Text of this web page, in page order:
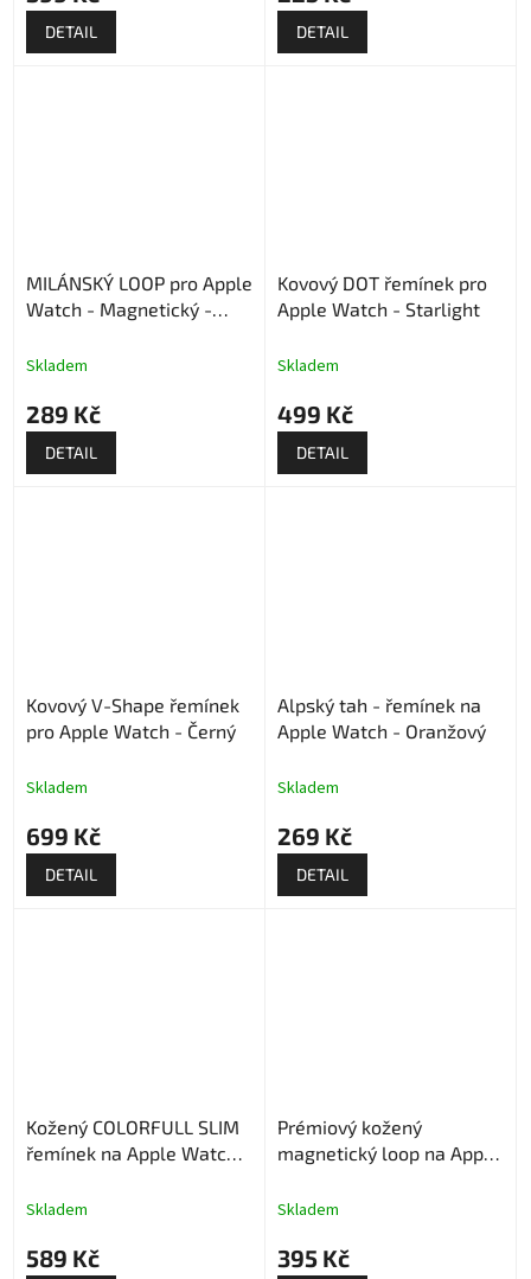
DETAIL DETAIL
MILÁNSKÝ LOOP pro Apple
Watch - Magnetický -
Skladem
289 Kč
DETAIL
Kovový DOT řemínek pro
Apple Watch - Starlight
Skladem
499 Kč
DETAIL
Kovový V-Shape řemínek
pro Apple Watch - Černý
Skladem
699 Kč
DETAIL
Alpský tah - řemínek na
Apple Watch - Oranžový
Skladem
269 Kč
DETAIL
Kožený COLORFULL SLIM
řemínek na Apple Watch -
Skladem
589 Kč
Prémiový kožený
magnetický loop na Apple
Skladem
395 Kč